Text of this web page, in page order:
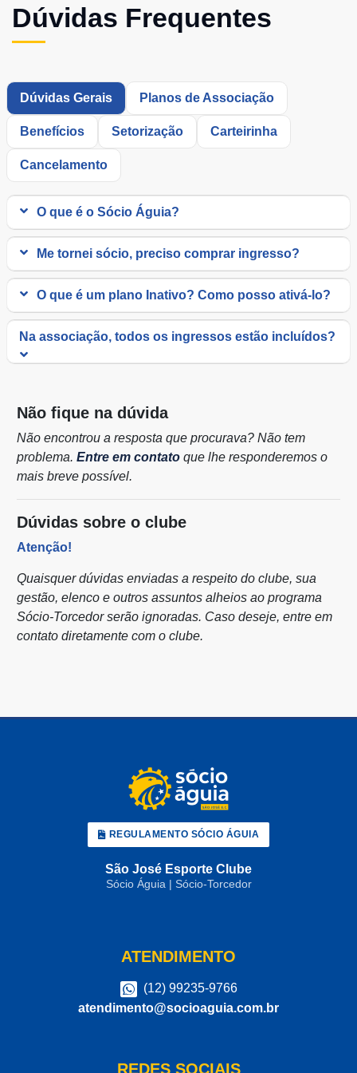
Dúvidas Frequentes
Dúvidas Gerais Planos de Associação
Benefícios Setorização Carteirinha
Cancelamento
O que é o Sócio Águia?
Me tornei sócio, preciso comprar ingresso?
O que é um plano Inativo? Como posso ativá-lo?
Na associação, todos os ingressos estão incluídos?
Não fique na dúvida
Não encontrou a resposta que procurava? Não tem
problema. Entre em contato que lhe responderemos o
mais breve possível.
Dúvidas sobre o clube
Atenção!
Quaisquer dúvidas enviadas a respeito do clube, sua
gestão, elenco e outros assuntos alheios ao programa
Sócio-Torcedorserão ignoradas. Caso deseje, entre em
contato diretamente com o clube.
REGULAMENTO SÓCIO ÁGUIA
São José Esporte Clube
Sócio Águia | Sócio-Torcedor
ATENDIMENTO
(12) 99235-9766
atendimento@socioaguia.com.br
REDES SOCIAIS